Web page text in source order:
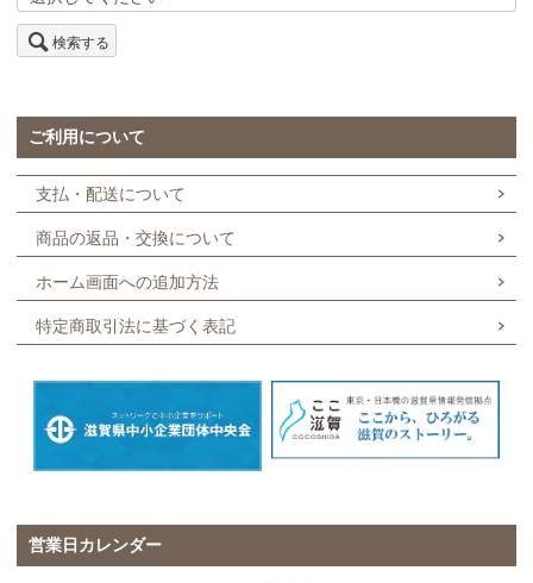
検索する
ご利用について
支払・配送について
商品の返品・交換について
ホーム画面への追加方法
特定商取引法に基づく表記
営業日カレンダー